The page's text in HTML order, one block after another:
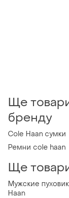
Ще
бренду
Cole Haan сумки
Ремни cole haan
Ще
Мужские
Haan